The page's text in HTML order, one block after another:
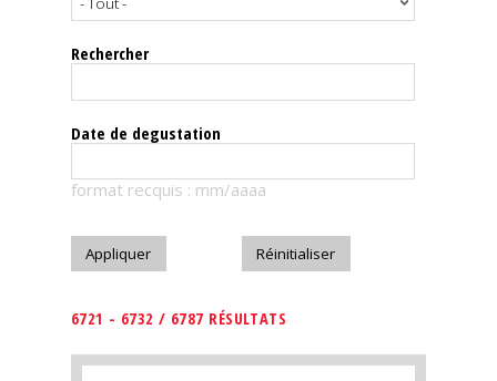
Le
magazine
Télécharger
Rechercher
Date de degustation
format recquis : mm/aaaa
6721 - 6732 / 6787 RÉSULTATS